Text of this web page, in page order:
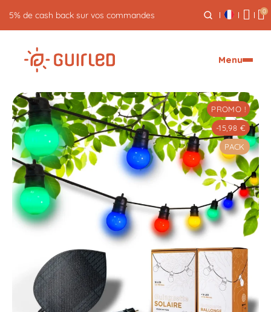
Retour gratuit pendant 30 jours 0
Menu
PROMO !
-15,98 €
PACK